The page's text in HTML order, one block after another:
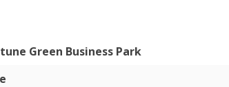
Green Business Park